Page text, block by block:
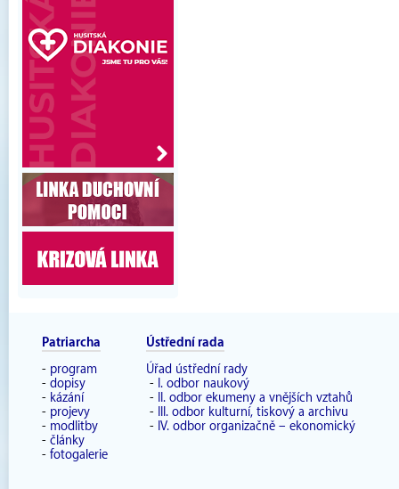
Patriarcha
- program
- dopisy
- kázání
- projevy
- modlitby
- články
- fotogalerie
Ústřední rada
Úřad ústřední rady
- I. odbor naukový
-
II. odbor ekumeny a vnějších vztahů
-
III. odbor kulturní, tiskový a archivu
- IV. odbor organizačně – ekonomický